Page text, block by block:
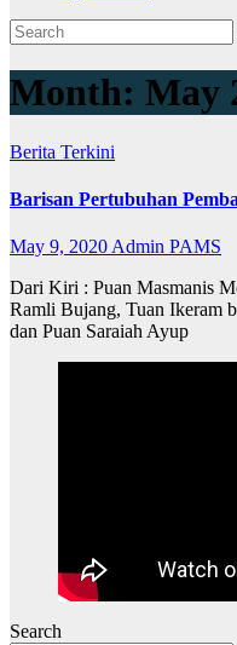
Month: May
Berita Terkini
Barisan Pertubuhan
May 9, 2020Admin PAMS
Dari Kiri : Puan Masmanis
Ramli Bujang, Tuan Ikeram
dan Puan Saraiah Ayup
Search